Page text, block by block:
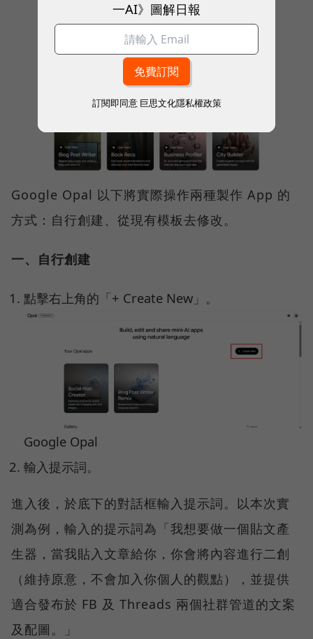
Google Opal 以下將實際操作兩種製作 App 的
方式：自行創建、從現有模板去修改。
一、自行創建
點擊右上角的「+ Create New」。
Google Opal
輸入提示詞。
進入後，於底下的對話框輸入提示詞。以本次實
測為例，輸入的提示詞為「我想要做一個貼文產
生器，當我貼入文章給你，你會將內容進行二創
（維持原意，不會加入你個人的觀點），並提供
適合發布於 FB 及 Threads 兩個社群管道的文案
及配圖。」
一AI》圖解日報
訂閱即同意 巨思文化隱私權政策